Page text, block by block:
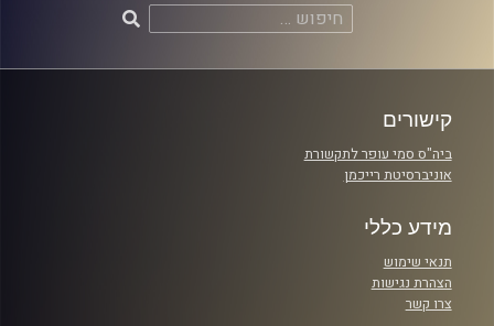
חיפוש:
קישורים
ביה"ס סמי עופר לתקשורת
אוניברסיטת רייכמן
מידע כללי
תנאי שימוש
הצהרת נגישות
צרו קשר